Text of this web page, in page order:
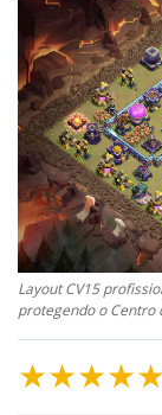
Layout CV15
protegendo o Centro
★★★★★